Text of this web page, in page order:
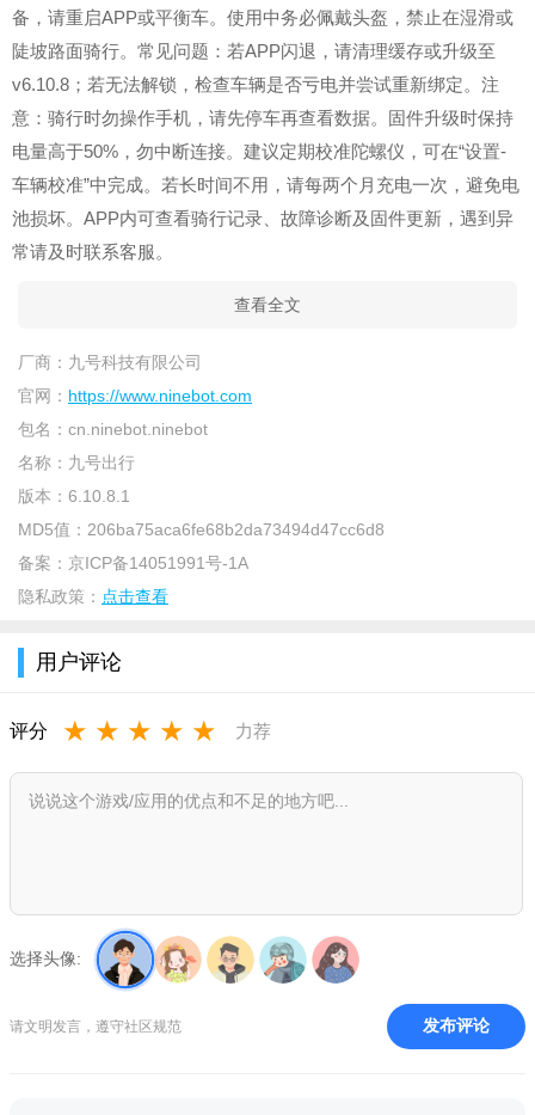
备，请重启APP或平衡车。使用中务必佩戴头盔，禁止在湿滑或
陡坡路面骑行。常见问题：若APP闪退，请清理缓存或升级至
v6.10.8；若无法解锁，检查车辆是否亏电并尝试重新绑定。注
意：骑行时勿操作手机，请先停车再查看数据。固件升级时保持
电量高于50%，勿中断连接。建议定期校准陀螺仪，可在“设置-
车辆校准”中完成。若长时间不用，请每两个月充电一次，避免电
池损坏。APP内可查看骑行记录、故障诊断及固件更新，遇到异
常请及时联系客服。
查看全文
厂商： 九号科技有限公司
官网： https://www.ninebot.com
包名： cn.ninebot.ninebot
名称： 九号出行
版本： 6.10.8.1
MD5值： 206ba75aca6fe68b2da73494d47cc6d8
备案： 京ICP备14051991号-1A
隐私政策： 点击查看
用户评论
评分 ★ ★ ★ ★ ★ 力荐
选择头像:
请文明发言，遵守社区规范 发布评论